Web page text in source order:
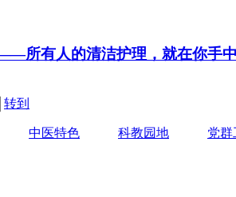
所有人的清洁护理，就在你手中
转到
中医特色 科教园地 党群